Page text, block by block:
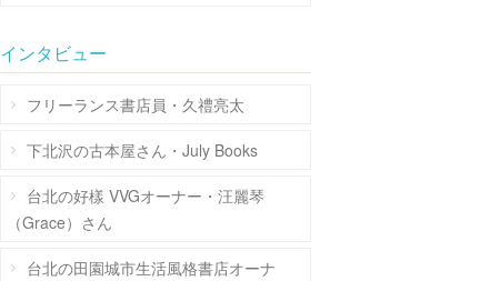
インタビュー
フリーランス書店員・久禮亮太
下北沢の古本屋さん・July Books
台北の好樣 VVGオーナー・汪麗琴
（Grace）さん
台北の田園城市生活風格書店オーナ